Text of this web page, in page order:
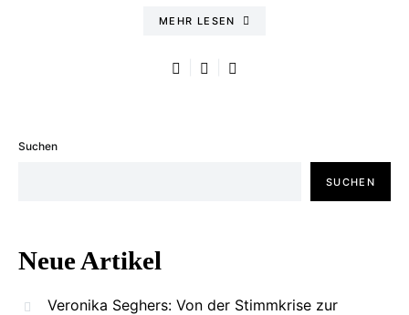
MEHR LESEN
Suchen
SUCHEN
Neue Artikel
Veronika Seghers: Von der Stimmkrise zur